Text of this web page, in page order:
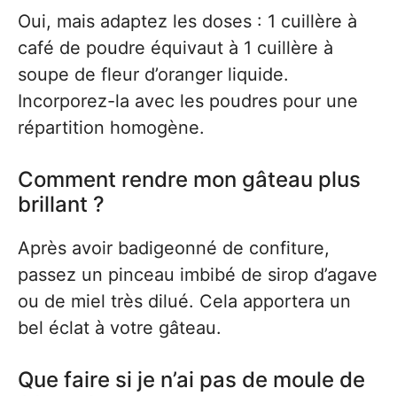
Oui, mais adaptez les doses : 1 cuillère à
café de poudre équivaut à 1 cuillère à
soupe de fleur d’oranger liquide.
Incorporez-la avec les poudres pour une
répartition homogène.
Comment rendre mon gâteau plus
brillant ?
Après avoir badigeonné de confiture,
passez un pinceau imbibé de sirop d’agave
ou de miel très dilué. Cela apportera un
bel éclat à votre gâteau.
Que faire si je n’ai pas de moule de